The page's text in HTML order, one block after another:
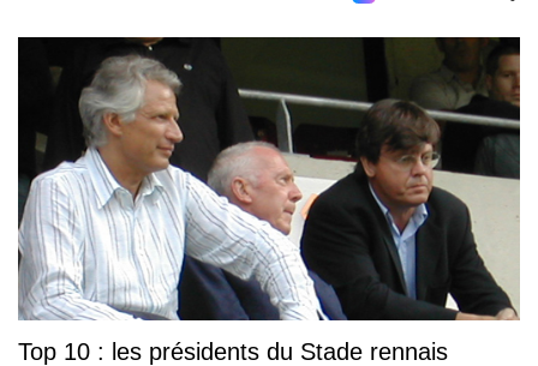
Top 10 : les présidents du Stade rennais